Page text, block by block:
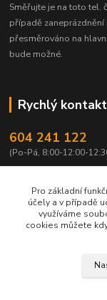
Směřujte je na toto tel.
případě
přesměrováno na
bude možné.
Rychlý kontakt
604 241 122
(Po-Pá, 8:00-12:00-
Copyright © 2026
Jakékoliv užití obsahu
Pro základní
účely a v případě
využíváme
cookies můžete